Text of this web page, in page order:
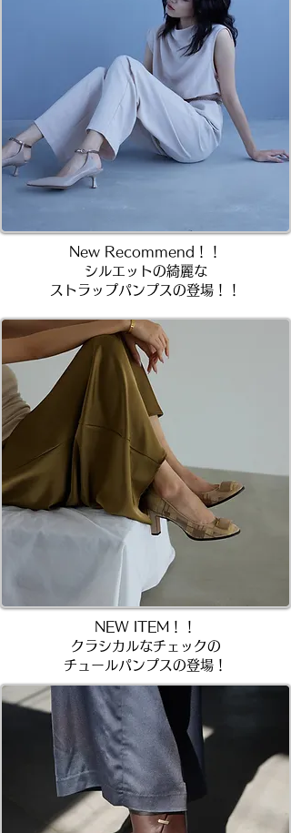
New Recommend！！
シルエットの綺麗な
ストラップパンプスの登場！！
NEW ITEM！！
クラシカルなチェックの​
チュールパンプスの登場！